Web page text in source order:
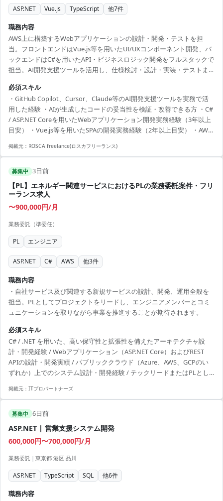
ASP.NET Vue.js TypeScript 他7件
職務内容
AWS上に構築するWebアプリケーションの設計・開発・テストを担
当。フロントエンドはVue.js等を用いたUI/UXコンポーネント開発、バ
ックエンドはC#を用いたAPI・ビジネスロジック開発をフルスタックで
担当。AI開発支援ツールを活用し、仕様検討・設計・実装・テストま
は要件定義・基本設計から参画。
必須スキル
・GitHub Copilot、Cursor、Claude等のAI開発支援ツールを実務で活
用した経験 ・AIが生成したコードの妥当性を検証・改善できる方 ・C#
/ ASP.NET Coreを用いたWebアプリケーション開発実務経験（3年以上
目安） ・Vue.js等を用いたSPAの開発実務経験（2年以上目安） ・AWS
掲載元： ROSCA freelance(ロスカフリーランス)
募集中 3日前
【PL】エネルギー関連サービスにおけるPLの業務委託案件・フリ
ーランス求人
〜900,000円/月
業務委託（準委任）
PL エンジニア
ASP.NET C# AWS 他3件
職務内容
・自社サービス及び関連する新規サービスの設計、開発、運用全般を
担当。PLとしてプロジェクトをリードし、エンジニアメンバーとコミ
ュニケーションを取りながら事業を推進することが期待されます。
必須スキル
C# / .NET を用いた、高い保守性と拡張性を備えたアーキテクチャ設
計・開発経験 / Webアプリケーション（ASP.NET Core）およびREST
APIの設計・開発実績 / パブリッククラウド（Azure、AWS、GCPのい
ずれか）上でのシステム設計・開発経験 / テックリードまたはPLとし
キャッチアップ能力
掲載元： ITプロパートナーズ
募集中 6日前
ASP.NET | 営業支援システム開発
600,000円〜700,000円/月
業務委託 | 東京都 港区 品川
ASP.NET TypeScript SQL 他6件
職務内容